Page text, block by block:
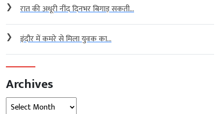
❯ रात की अधूरी नींद दिनभर बिगाड़ सकती...
❯ इंदौर में कमरे से मिला युवक का...
Archives
Archives